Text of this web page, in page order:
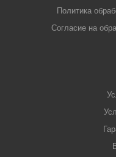
Политика
Согласие на